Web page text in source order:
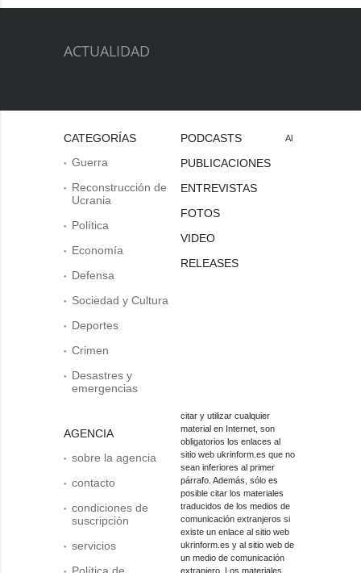
ACTUALIDAD
CATEGORÍAS
Guerra
Reconstrucción de
Ucrania
Política
Economía
Defensa
Sociedad y Cultura
Deportes
Crimen
Desastres y
emergencias
AGENCIA
sobre la agencia
contacto
condiciones de
suscripción
servicios
Política de
PODCASTS
PUBLICACIONES
ENTREVISTAS
FOTOS
VIDEO
RELEASES
Al
citar y utilizar cualquier
material en Internet, son
obligatorios los enlaces al
sitio web ukrinform.es que no
sean inferiores al primer
párrafo. Además, sólo es
posible citar los materiales
traducidos de los medios de
comunicación extranjeros si
existe un enlace al sitio web
ukrinform.es y al sitio web de
un medio de comunicación
extranjero. Los materiales